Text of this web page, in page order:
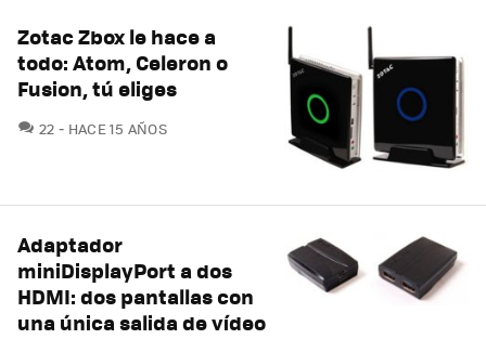
Zotac Zbox le hace a
todo: Atom, Celeron o
Fusion, tú eliges
22 COMENTARIOS
HACE 15 AÑOS
Adaptador
miniDisplayPort a dos
HDMI: dos pantallas con
una única salida de vídeo